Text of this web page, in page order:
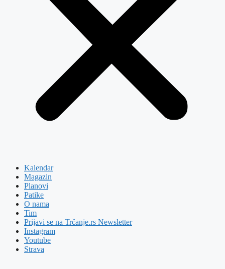
Kalendar
Magazin
Planovi
Patike
O nama
Tim
Prijavi se na Trčanje.rs Newsletter
Instagram
Youtube
Strava